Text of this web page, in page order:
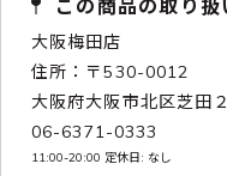
この商品の取り扱
大阪梅田店
住所：〒530-0012
大阪府大阪市北区芝田
06-6371-0333
11:00-20:00 定休日: なし